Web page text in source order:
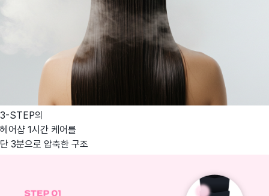
3-STEP의
헤어샵 1시간 케어를
단 3분으로 압축한 구조